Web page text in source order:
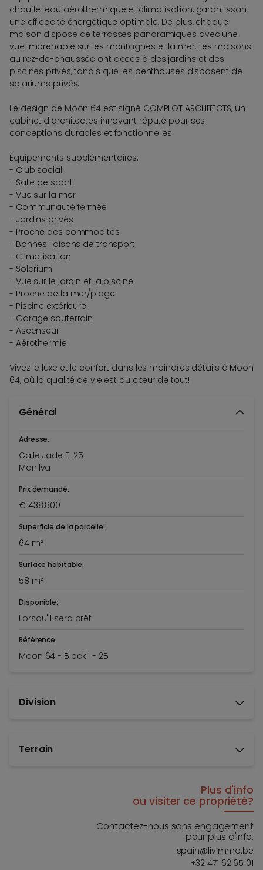
chauffe-eau aérothermique et climatisation, garantissant
une efficacité énergétique optimale. De plus, chaque
maison dispose de terrasses panoramiques avec une
vue imprenable sur les montagnes et la mer. Les maisons
au rez-de-chaussée ont accès à des jardins et des
piscines privés, tandis que les penthouses disposent de
solariums privés.
Le design de Moon 64 est signé COMPLOT ARCHITECTS, un
cabinet d'architectes innovant réputé pour ses
conceptions durables et fonctionnelles.
Équipements supplémentaires:
- Club social
- Salle de sport
- Vue sur la mer
- Communauté fermée
- Jardins privés
- Proche des commodités
- Bonnes liaisons de transport
- Climatisation
- Solarium
- Vue sur le jardin et la piscine
- Proche de la mer/plage
- Piscine extérieure
- Garage souterrain
- Ascenseur
- Aérothermie
Vivez le luxe et le confort dans les moindres détails à Moon
64, où la qualité de vie est au cœur de tout!
Général
Adresse:
Calle Jade El 25
Manilva
Prix demandé:
€ 438.800
Superficie de la parcelle:
64 m²
Surface habitable:
58 m²
Disponible:
Lorsqu'il sera prêt
Référence:
Moon 64 - Block I - 2B
Division
Terrain
Plus d'info
ou visiter ce propriété?
Contactez-nous sans engagement
pour plus d'info.
spain@livimmo.be
+32 471 62 65 01